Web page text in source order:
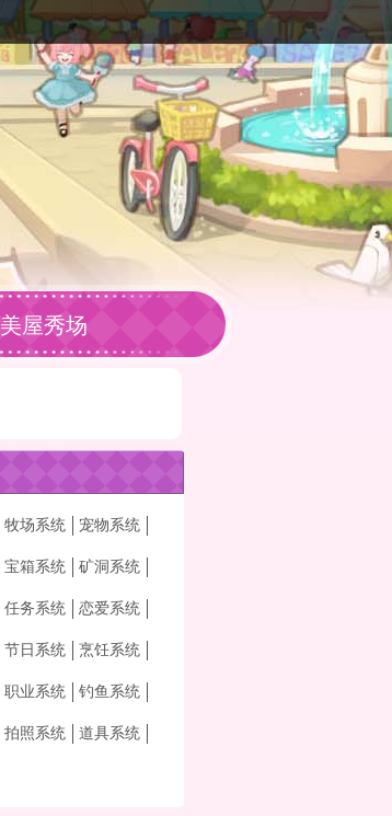
美屋秀场
牧场系统 宠物系统
宝箱系统 矿洞系统
任务系统 恋爱系统
节日系统 烹饪系统
职业系统 钓鱼系统
拍照系统 道具系统